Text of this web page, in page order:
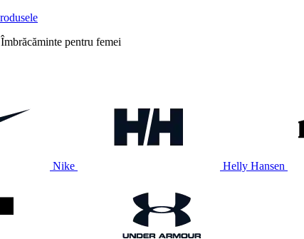
Îmbrăcăminte pentru femei
Nike Helly Hansen